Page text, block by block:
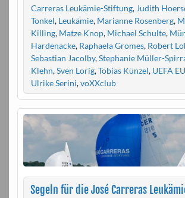
Carreras Leukämie-Stiftung, Judith
Tonkel, Leukämie, Marianne Rosenberg,
Killing, Matze Knop, Michael Schulte,
Hardenacke, Raphaela Gromes, Robert
Sebastian Jacolby,Stephanie Müller-
Klehn,Sven Lorig,Tobias Künzel, UEFA
Ulrike Serini,voXXclub
Segeln für die José Carreras